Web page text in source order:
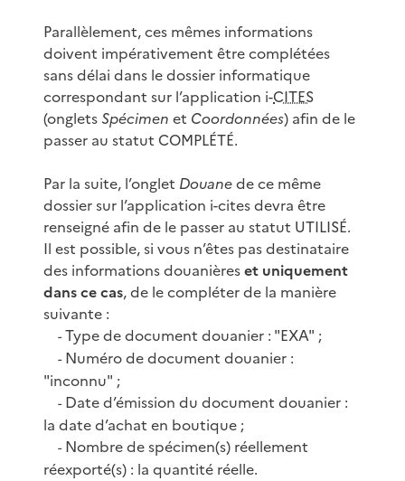
Parallèlement, ces mêmes informations
doivent impérativement être complétées
sans délai dans le dossier informatique
correspondant sur l’application i-CITES
(onglets Spécimen et Coordonnées) afin de le
passer au statut COMPLÉTÉ.
Par la suite, l’onglet Douanede ce même
dossier sur l’application i-cites devra être
renseigné afin de le passer au statut UTILISÉ.
Il est possible, si vous n’êtes pas destinataire
des informations douanièreset uniquement
dans ce cas, de le compléter de la manière
suivante :
-Type de document douanier : "EXA" ;
-Numéro de document douanier :
"inconnu" ;
-Date d’émission du document douanier :
la date d’achat en boutique ;
-Nombre de spécimen(s) réellement
réexporté(s) : la quantité réelle.